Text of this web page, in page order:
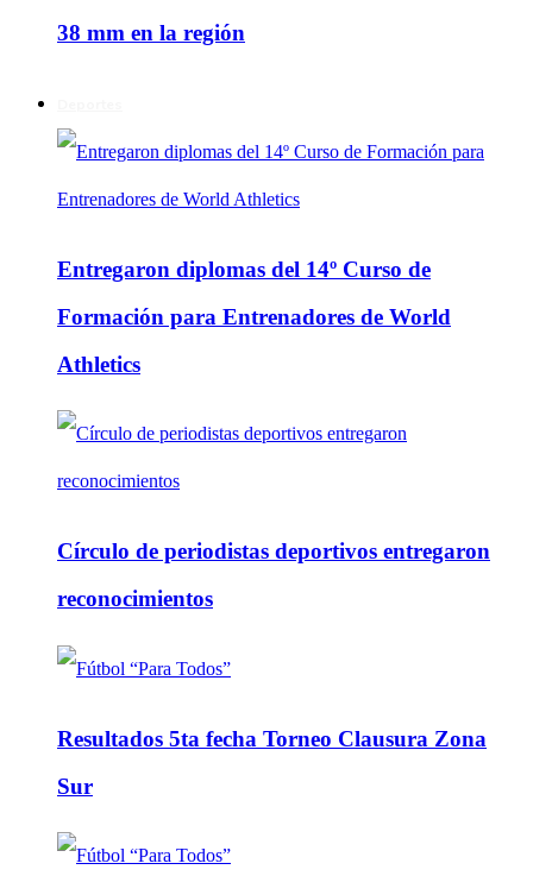
38 mm en la región
Entregaron diplomas del 14º Curso de
Formación para Entrenadores de World
Athletics
Círculo de periodistas deportivos entregaron
reconocimientos
Resultados 5ta fecha Torneo Clausura Zona
Sur